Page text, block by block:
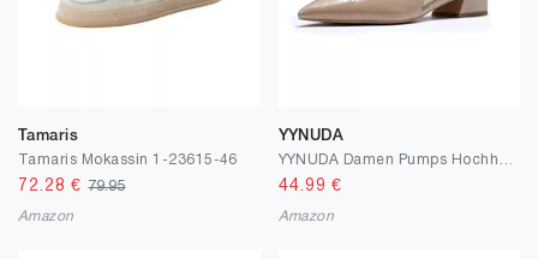
Tamaris
Tamaris Mokassin 1-23615-46
72.28 €79.95
Amazon
YYNUDA
44.99 €
Amazon